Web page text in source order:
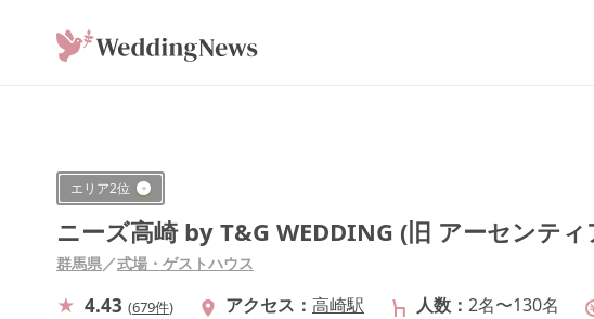
エリア2位
ニーズ高崎 by T&G WEDDING (旧 アーセンティ
群馬県／式場・ゲストハウス
4.43 (679件) アクセス 高崎駅 人数 2名〜130名